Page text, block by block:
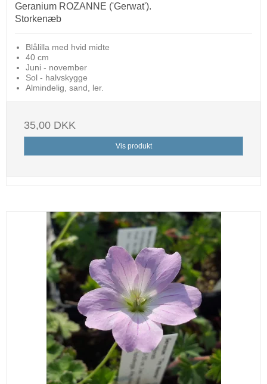
Geranium ROZANNE ('Gerwat').
Storkenæb
Blålilla med hvid midte
40 cm
Juni - november
Sol - halvskygge
Almindelig, sand, ler.
35,00 DKK
Vis produkt